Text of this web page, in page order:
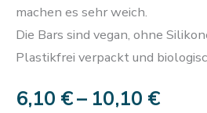
machen es sehr weich.
Die Bars sind vegan, ohne
Plastikfrei verpackt und
6,10 €– 10,10 €